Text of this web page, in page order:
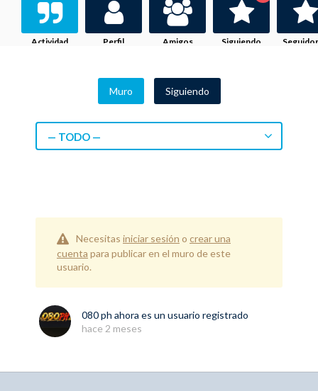
Actividad Perfil Amigos Siguiendo
Muro Siguiendo
— TODO —
Necesitas iniciar sesión o crear una
cuenta para publicar en el muro de este
usuario.
080 ph ahora es un usuario registrado
hace 2 meses